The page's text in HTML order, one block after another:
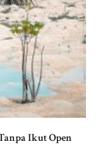
Ikut Open